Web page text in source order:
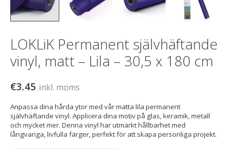
LOKLiK Permanent självhäftande
vinyl, matt – Lila – 30,5 x 180 cm
€3.45 inkl. moms
Anpassa dina hårda ytor med vår matta lila permanent
självhäftande vinyl. Applicera dina motiv på glas, keramik, metall
och mycket mer. Denna vinyl har utmärkt hållbarhet med
långvariga, livfulla färger, perfekt för att skapa personliga projekt.